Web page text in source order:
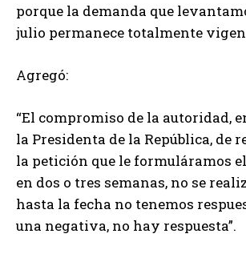
porque la demanda que
julio permanece totalmente
Agregó:
“El compromiso de la autoridad,
la Presidenta de la República, de
la petición que le formuláramos el
en dos o tres semanas, no se
hasta la fecha no tenemos
una negativa, no hay respuesta”.